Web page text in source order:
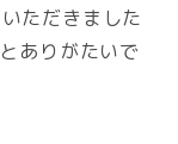
ただきました
ありがたいで